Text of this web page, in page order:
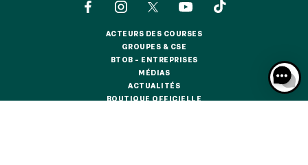
OFFRES, PASS & ABONNEMENTS
ABONNEMENTS ANNUELS
ABONNEMENTS ANNUELS
ACTEURS DES COURSES
ACTEURS DES COURSES
GROUPES & CSE
GROUPES & CSE
BTOB – ENTREPRISES
BTOB – ENTREPRISES
MÉDIAS
MÉDIAS
ACTUALITÉS
ACTUALITÉS
BOUTIQUE OFFICIELLE